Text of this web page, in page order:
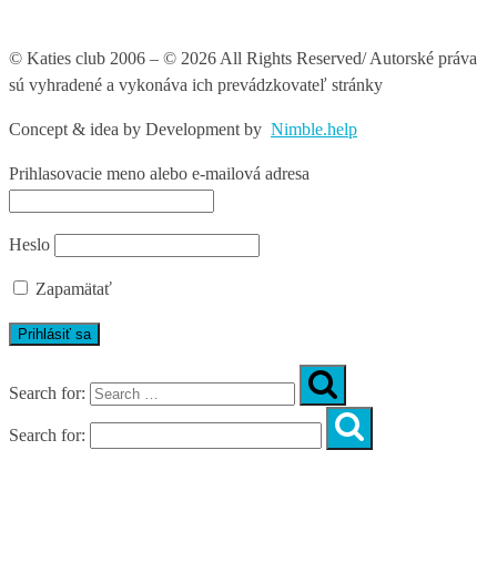
© Katies club 2006 – © 2026 All Rights Reserved/ Autorské práva
sú vyhradené a vykonáva ich prevádzkovateľ stránky
Concept & idea by Development by Nimble.help
Prihlasovacie meno alebo e-mailová adresa
Heslo
Zapamätať
Search for:
Search for: